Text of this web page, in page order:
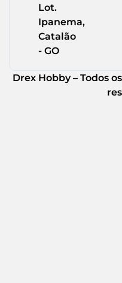
Lot.
Ipanema,
Catalão
- GO
Drex Hobby – Todos